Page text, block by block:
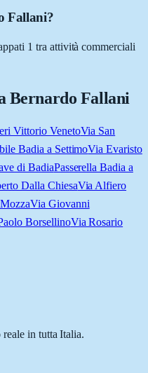
Fallani?
1 tra attività commerciali
Bernardo Fallani
Vittorio VenetoVia San
Badia a SettimoVia Evaristo
di BadiaPasserella Badia a
Dalla ChiesaVia Alfiero
Via Giovanni
BorsellinoVia Rosario
in tutta Italia.